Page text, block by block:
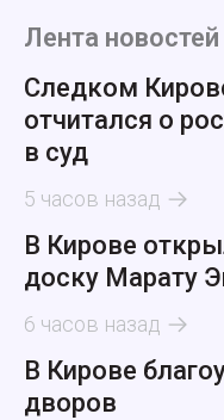
Лента новостей
Следком
отчитался о
в суд
5 часов назад
В Кирове
доску Марату
6 часов назад
В Кирове
дворов